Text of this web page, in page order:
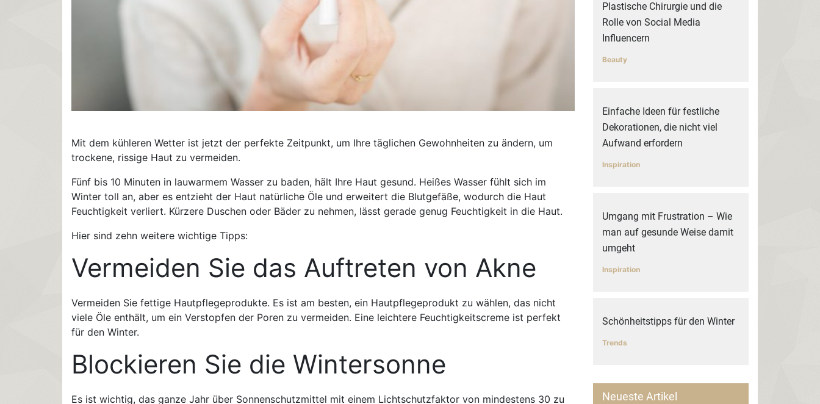
Mit dem kühleren Wetter ist jetzt der perfekte Zeitpunkt, um Ihre täglichen Gewohnheiten zu ändern, um
trockene, rissige Haut zu vermeiden.
Fünf bis 10 Minuten in lauwarmem Wasser zu baden, hält Ihre Haut gesund. Heißes Wasser fühlt sich im
Winter toll an, aber es entzieht der Haut natürliche Öle und erweitert die Blutgefäße, wodurch die Haut
Feuchtigkeit verliert. Kürzere Duschen oder Bäder zu nehmen, lässt gerade genug Feuchtigkeit in die Haut.
Hier sind zehn weitere wichtige Tipps:
Vermeiden Sie das Auftreten von Akne
Vermeiden Sie fettige Hautpflegeprodukte. Es ist am besten, ein Hautpflegeprodukt zu wählen, das nicht
viele Öle enthält, um ein Verstopfen der Poren zu vermeiden. Eine leichtere Feuchtigkeitscreme ist perfekt
für den Winter.
Blockieren Sie die Wintersonne
Es ist wichtig, das ganze Jahr über Sonnenschutzmittel mit einem Lichtschutzfaktor von mindestens 30 zu
Plastische Chirurgie und die
Rolle von Social Media
Influencern
Beauty
Einfache Ideen für festliche
Dekorationen, die nicht viel
Aufwand erfordern
Inspiration
Umgang mit Frustration – Wie
man auf gesunde Weise damit
umgeht
Inspiration
Schönheitstipps für den Winter
Trends
Neueste Artikel